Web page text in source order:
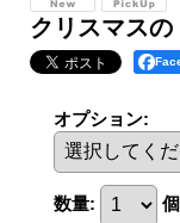
クリスマス
オプション:
数量: 個